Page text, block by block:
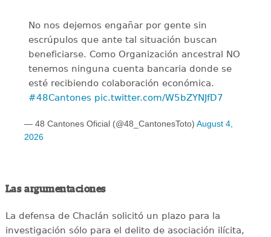
No nos dejemos engañar por gente sin
escrúpulos que ante tal situación buscan
beneficiarse. Como Organización ancestral NO
tenemos ninguna cuenta bancaria donde se
esté recibiendo colaboración económica.
#48Cantones pic.twitter.com/W5bZYNJfD7
— 48 Cantones Oficial (@48_CantonesToto) August 4,
2026
Las argumentaciones
La defensa de Chaclán solicitó un plazo para la
investigación sólo para el delito de asociación ilícita,